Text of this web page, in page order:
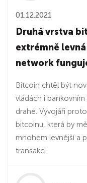
01.12.2021
Druhá vrstva
extrémně
network
Bitcoin chtěl být
vládách i
drahé. Vývojáři
bitcoinu, která by
mnohem levnější a
transakcí.